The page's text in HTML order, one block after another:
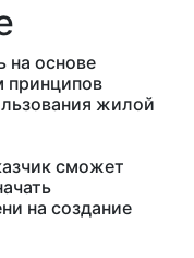
на основе
принципов
жилой
сможет
на создание